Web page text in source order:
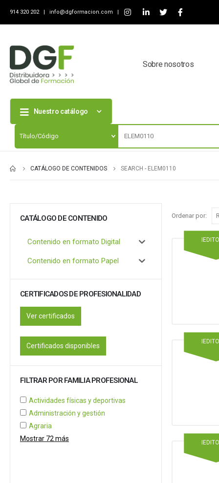
914 320 202 | info@dgformacion.com |
Sobre nosotros
Nuestro catálogo
CATÁLOGO DE CONTENIDOS SEARCH - ELEM0110
Ordenar por:
CATÁLOGO DE CONTENIDO
Contenido en formato Digital
Contenido en formato Papel
CERTIFICADOS DE PROFESIONALIDAD
Ver certificados
Certificados disponibles
FILTRAR POR FAMILIA PROFESIONAL
Actividades físicas y deportivas
Administración y gestión
Agraria
Mostrar 72 más